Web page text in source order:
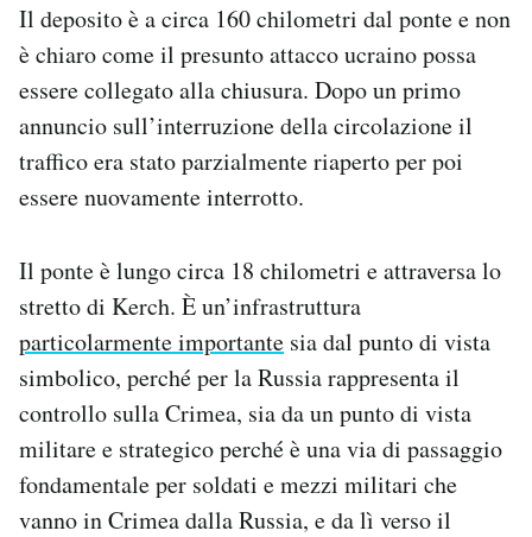
Il deposito è a circa 160 chilometri dal ponte e non
è chiaro come il presunto attacco ucraino possa
essere collegato alla chiusura. Dopo un primo
annuncio sull’interruzione della circolazione il
traffico era stato parzialmente riaperto per poi
essere nuovamente interrotto.
Il ponte è lungo circa 18 chilometri e attraversa lo
stretto di Kerch. È un’infrastruttura
particolarmente importante sia dal punto di vista
simbolico, perché per la Russia rappresenta il
controllo sulla Crimea, sia da un punto di vista
militare e strategico perché è una via di passaggio
fondamentale per soldati e mezzi militari che
vanno in Crimea dalla Russia, e da lì verso il